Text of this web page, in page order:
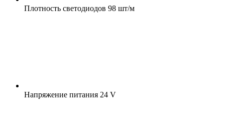
Плотность светодиодов 98 шт/м
Напряжение питания 24 V